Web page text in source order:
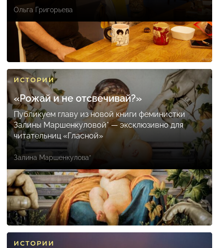
Ольга Григорьева
ИСТОРИИ
«Рожай и не отсвечивай?»
Публикуем главу из новой книги феминистки
Залины Маршенкуловой* — эксклюзивно для
читательниц «Гласной»
Залина Маршенкулова*
ИСТОРИИ